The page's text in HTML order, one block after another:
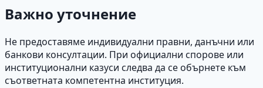
Важно уточнение
Не предоставяме индивидуални правни, данъчни или
банкови консултации. При официални спорове или
институционални казуси следва да се обърнете към
съответната компетентна институция.